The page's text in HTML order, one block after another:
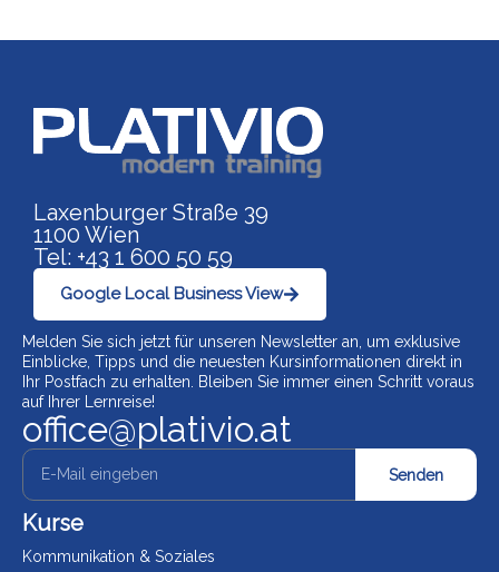
Link zu https://
Laxenburger Straße 39
1100 Wien
Tel: +43 1 600 50 59
Google Local Business View
Melden Sie sich jetzt für unseren Newsletter an, um exklusive
Einblicke, Tipps und die neuesten Kursinformationen direkt in
Ihr Postfach zu erhalten. Bleiben Sie immer einen Schritt voraus
auf Ihrer Lernreise!
office@plativio.at
Senden
Kurse
Kommunikation & Soziales